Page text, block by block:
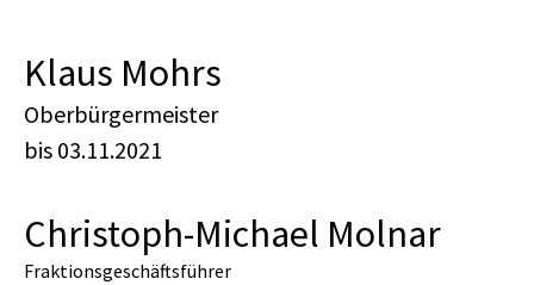
Klaus Mohrs
Oberbürgermeister
bis 03.11.2021
Christoph-Michael Molnar
Fraktionsgeschäftsführer